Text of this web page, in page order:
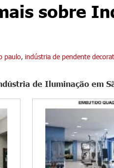
sobre
paulo, indústria de pendente
de Iluminação em